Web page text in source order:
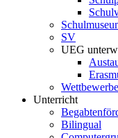
SV
UEG
Wettbewerbe
Unterricht
Bilingual